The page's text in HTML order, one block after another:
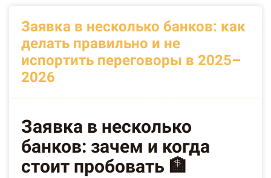
Заявка в несколько банков: как
делать правильно и не
испортить переговоры в 2025–
2026
Заявка в несколько
банков: зачем и когда
стоит пробовать 🏦